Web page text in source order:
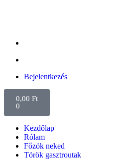
Bejelentkezés
0,00 Ft
0
Kezdőlap
Rólam
Főzök neked
Török gasztroutak